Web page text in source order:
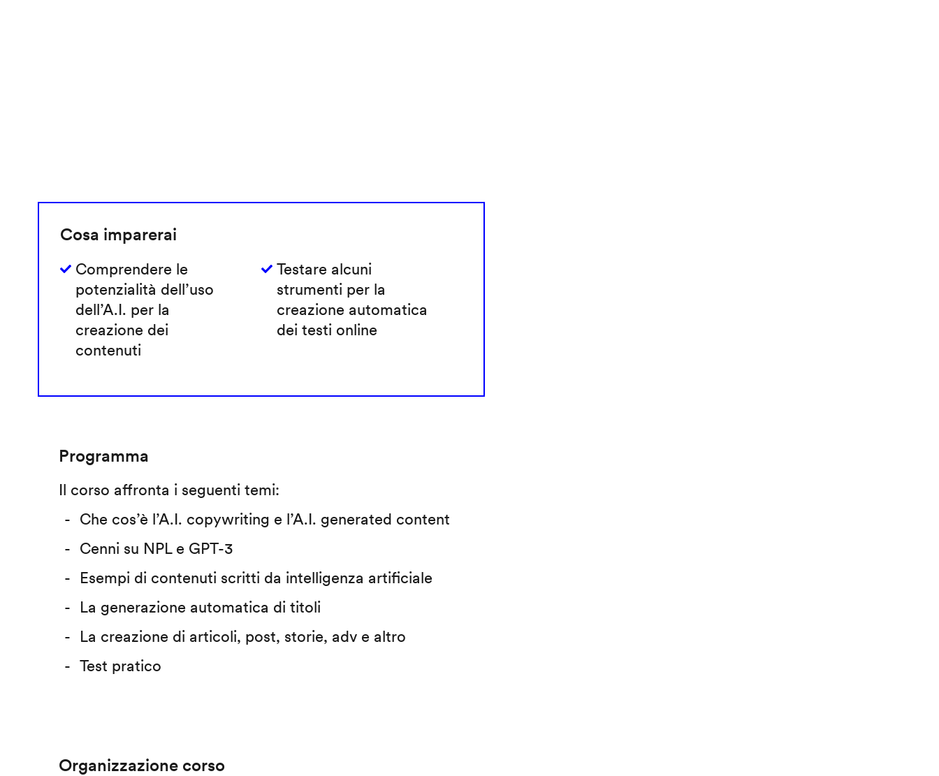
Cosa imparerai
Comprendere le
potenzialità dell’uso
dell’A.I. per la
creazione dei
contenuti
Testare alcuni
strumenti per la
creazione automatica
dei testi online
Programma
Il corso affronta i seguenti temi:
Che cos’è l’A.I. copywriting e l’A.I. generated content
Cenni su NPL e GPT-3
Esempi di contenuti scritti da intelligenza artificiale
La generazione automatica di titoli
La creazione di articoli, post, storie, adv e altro
Test pratico
Organizzazione corso